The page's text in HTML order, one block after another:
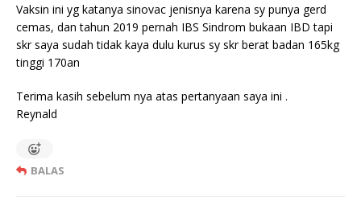
Vaksin ini yg katanya sinovac jenisnya karena sy punya gerd
cemas, dan tahun 2019 pernah IBS Sindrom bukaan IBD tapi
skr saya sudah tidak kaya dulu kurus sy skr berat badan 165kg
tinggi 170an
Terima kasih sebelum nya atas pertanyaan saya ini .
Reynald
BALAS